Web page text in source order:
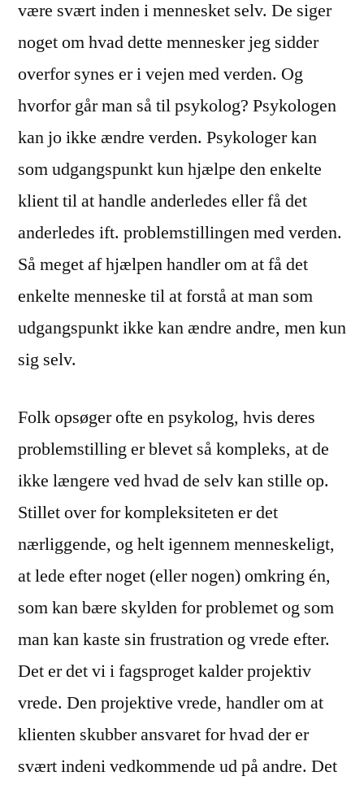
være svært inden i mennesket selv. De siger
noget om hvad dette mennesker jeg sidder
overfor synes er i vejen med verden. Og
hvorfor går man så til psykolog? Psykologen
kan jo ikke ændre verden. Psykologer kan
som udgangspunkt kun hjælpe den enkelte
klient til at handle anderledes eller få det
anderledes ift. problemstillingen med verden.
Så meget af hjælpen handler om at få det
enkelte menneske til at forstå at man som
udgangspunkt ikke kan ændre andre, men kun
sig selv.
Folk opsøger ofte en psykolog, hvis deres
problemstilling er blevet så kompleks, at de
ikke længere ved hvad de selv kan stille op.
Stillet over for kompleksiteten er det
nærliggende, og helt igennem menneskeligt,
at lede efter noget (eller nogen) omkring én,
som kan bære skylden for problemet og som
man kan kaste sin frustration og vrede efter.
Det er det vi i fagsproget kalder projektiv
vrede. Den projektive vrede, handler om at
klienten skubber ansvaret for hvad der er
svært indeni vedkommende ud på andre. Det